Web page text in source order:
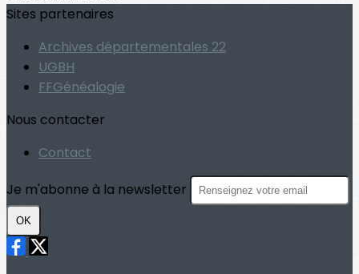
Sites partenaires
Archives départementales 22
UGBH
FFGénéalogie
Nous contacter
Contact
Je m'abonne à la newsletter
OK